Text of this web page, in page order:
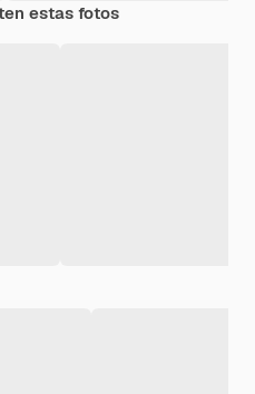
estas fotos